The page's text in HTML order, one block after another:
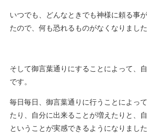
いつでも、どんなときでも神様に頼る事
たので、何も恐れるものがなくなりました
そして御言葉通りにすることによって、
です。
毎日毎日、御言葉通りに行うことによっ
たり、自分に出来ることが増えたりと、
ということが実感できるようになりました